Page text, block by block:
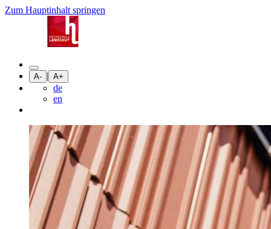
Zum Hauptinhalt springen
A- | A+
de
en